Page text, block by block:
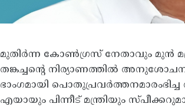
മുതിർന്ന കോൺഗ്രസ് നേതാവും മുൻ
തങ്കച്ചൻ്റെ നിര്യാണത്തിൽ
ഭാംഗമായി
എയായും പിന്നീട് മന്ത്രിയും